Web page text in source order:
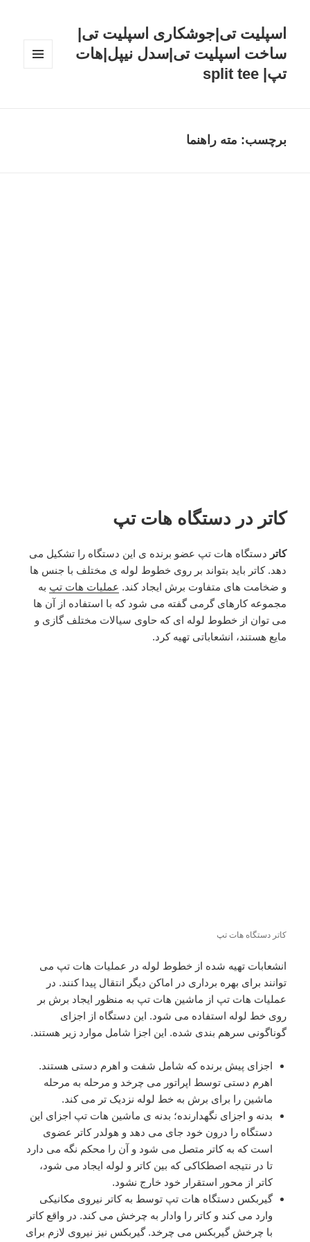
اسپلیت تی|جوشکاری اسپلیت تی|
ساخت اسپلیت تی|سدل نیپل|هات
تپ| split tee
برچسب: مته راهنما
کاتر در دستگاه هات تپ
کاتر دستگاه هات تپ عضو برنده ی این دستگاه را تشکیل می
دهد. کاتر باید بتواند بر روی خطوط لوله ی مختلف با جنس ها
و ضخامت های متفاوت برش ایجاد کند. عملیات هات تپ به
مجموعه کارهای گرمی گفته می شود که با استفاده از آن ها
می توان از خطوط لوله ای که حاوی سیالات مختلف گازی و
مایع هستند، انشعاباتی تهیه کرد.
کاتر دستگاه هات تپ
انشعابات تهیه شده از خطوط لوله در عملیات هات تپ می
توانند برای بهره برداری در اماکن دیگر انتقال پیدا کنند. در
عملیات هات تپ از ماشین هات تپ به منظور ایجاد برش بر
روی خط لوله استفاده می شود. این دستگاه از اجزای
گوناگونی سرهم بندی شده. این اجزا شامل موارد زیر هستند.
اجزای پیش برنده که شامل شفت و اهرم دستی هستند.
اهرم دستی توسط اپراتور می چرخد و مرحله به مرحله
ماشین را برای برش به خط لوله نزدیک تر می کند.
بدنه و اجزای نگهدارنده؛ بدنه ی ماشین هات تپ اجزای این
دستگاه را درون خود جای می دهد و هولدر کاتر عضوی
است که به کاتر متصل می شود و آن را محکم نگه می دارد
تا در نتیجه اصطکاکی که بین کاتر و لوله ایجاد می شود،
کاتر از محور استقرار خود خارج نشود.
گیربکس دستگاه هات تپ توسط به کاتر نیروی مکانیکی
وارد می کند و کاتر را وادار به چرخش می کند. در واقع کاتر
با چرخش گیربکس می چرخد. گیربکس نیز نیروی لازم برای